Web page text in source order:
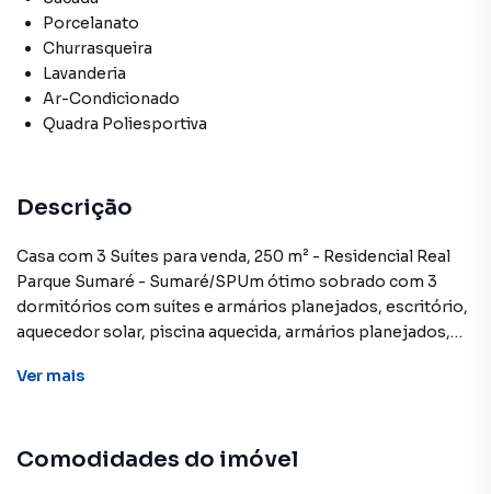
Porcelanato
Churrasqueira
Lavanderia
Ar-Condicionado
Quadra Poliesportiva
Descrição
Casa com 3 Suítes para venda, 250 m² - Residencial Real
Parque Sumaré - Sumaré/SPUm ótimo sobrado com 3
dormitórios com suítes e armários planejados, escritório,
aquecedor solar, piscina aquecida, armários planejados,
armários com vidros espelhados, 2 ar condicionados.Está
Financiamento**Ligue e agende sua Visita!***OBS: Os
Ver mais
Comodidades do imóvel